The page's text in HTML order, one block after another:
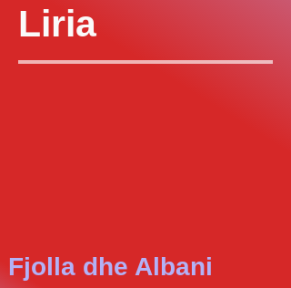
Liria
Fjolla dhe Albani